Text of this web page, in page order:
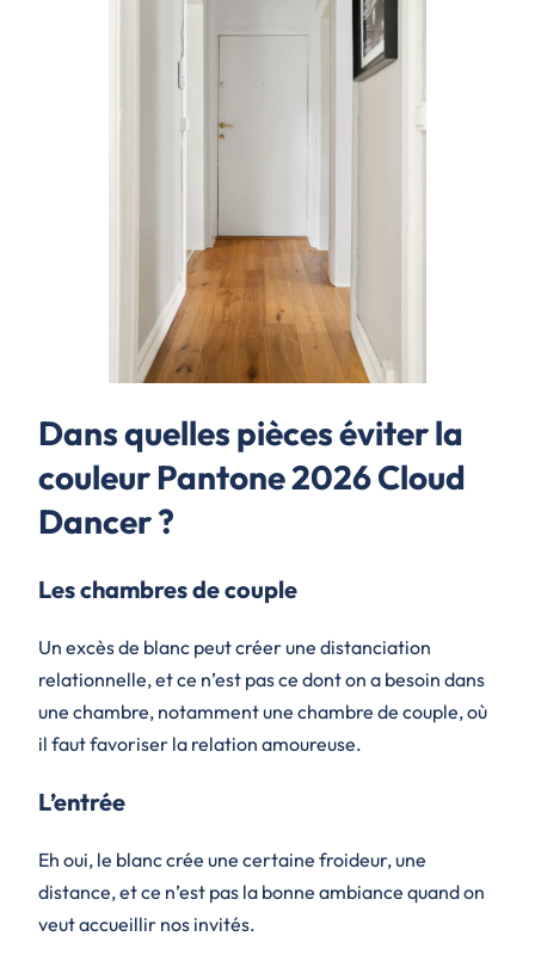
Dans quelles pièces éviter la
couleur Pantone 2026 Cloud
Dancer ?
Les chambres de couple
Un excès de blanc peut créer une distanciation
relationnelle, et ce n’est pas ce dont on a besoin dans
une chambre, notamment une chambre de couple, où
il faut favoriser la relation amoureuse.
L’entrée
Eh oui, le blanc crée une certaine froideur, une
distance, et ce n’est pas la bonne ambiance quand on
veut accueillir nos invités.